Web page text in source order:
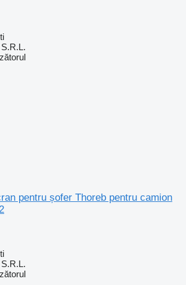
pentru șofer Thoreb pentru camion